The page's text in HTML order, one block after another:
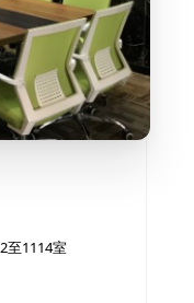
至1114室